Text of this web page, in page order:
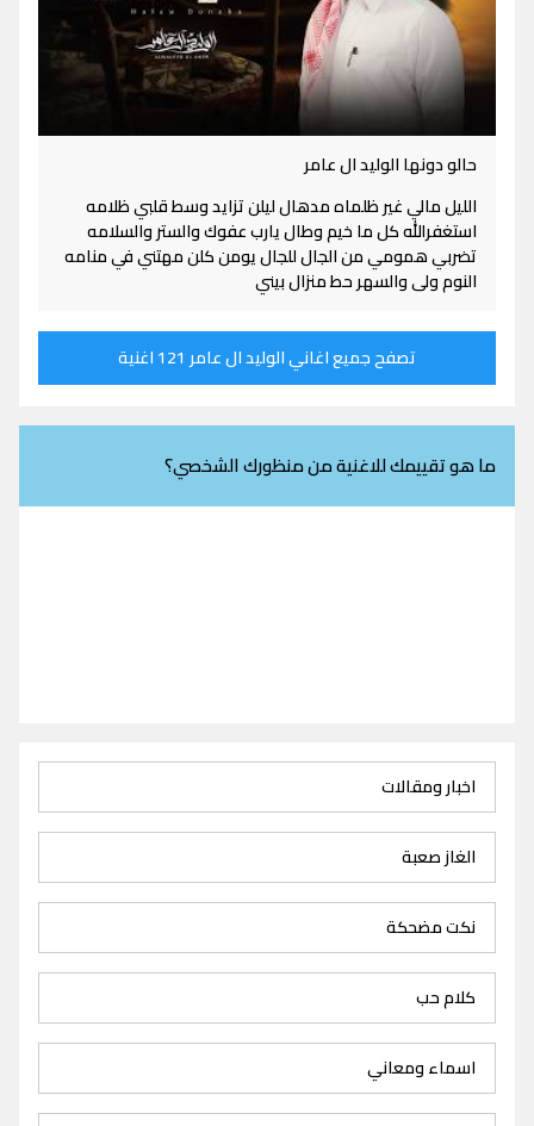
حالو دونها الوليد ال عامر
الليل مالي غير ظلماه مدهال ليلن تزايد وسط قلبي ظلامه
استغفرالله كل ما خيم وطال يارب عفوك والستر والسلامه
تضربي همومي من الجال للجال يومن كلن مهتني في منامه
النوم ولى والسهر حط منزال بيني
تصفح جميع اغاني الوليد ال عامر 121 اغنية
ما هو تقييمك للاغنية من منظورك الشخصي؟
اخبار ومقالات
الغاز صعبة
نكت مضحكة
كلام حب
اسماء ومعاني